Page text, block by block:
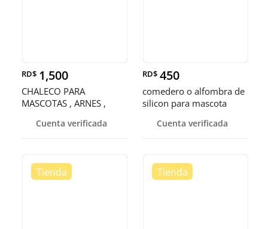
RD$ 1,500
CHALECO PARA
MASCOTAS , ARNES ,
Cuenta verificada
RD$ 450
comedero o alfombra de
silicon para mascota
Cuenta verificada